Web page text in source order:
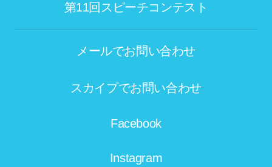
第11回スピーチコンテスト
メールでお問い合わせ
スカイプでお問い合わせ
Facebook
Instagram